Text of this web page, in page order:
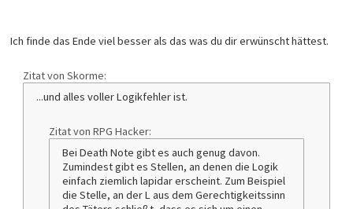
Ich finde das Ende viel besser als das was du dir erwünscht hättest.
Zitat von Skorme:
...und alles voller Logikfehler ist.
Zitat von RPG Hacker:
Bei Death Note gibt es auch genug davon.
Zumindest gibt es Stellen, an denen die Logik
einfach ziemlich lapidar erscheint. Zum Beispiel
die Stelle, an der L aus dem Gerechtigkeitssinn